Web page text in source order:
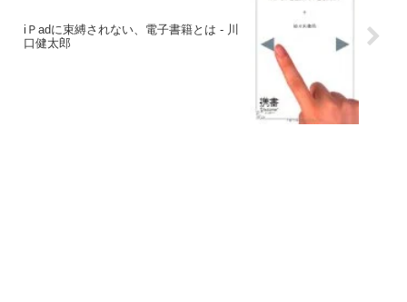
iＰadに束縛されない、電子書籍とは - 川
口健太郎